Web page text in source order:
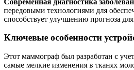
передовыми технологиями для
способствует улучшению прогноза
Ключевые особенности
Этот маммограф был разработан с
самые мелкие изменения в тканях